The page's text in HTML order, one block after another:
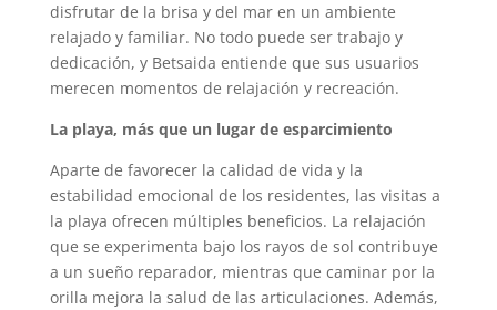
disfrutar de la brisa y del mar en un ambiente
relajado y familiar. No todo puede ser trabajo y
dedicación, y Betsaida entiende que sus usuarios
merecen momentos de relajación y recreación.
La playa, más que un lugar de esparcimiento
Aparte de favorecer la calidad de vida y la
estabilidad emocional de los residentes, las visitas a
la playa ofrecen múltiples beneficios. La relajación
que se experimenta bajo los rayos de sol contribuye
a un sueño reparador, mientras que caminar por la
orilla mejora la salud de las articulaciones. Además,